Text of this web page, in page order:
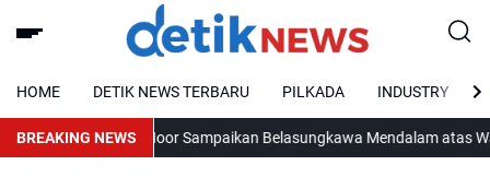
HOME DETIK NEWS TERBARU PILKADA INDUSTRY
BREAKING NEWS
Mudyat Noor Sampaikan Belasungkawa Mendalam atas